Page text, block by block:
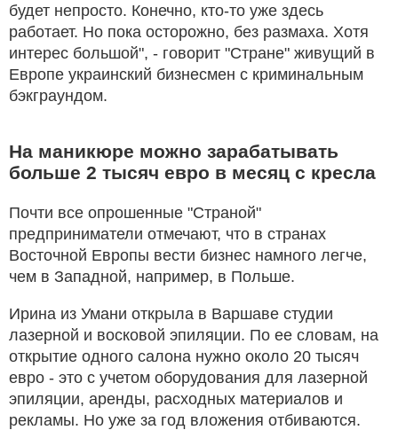
будет непросто. Конечно, кто-то уже здесь
работает. Но пока осторожно, без размаха. Хотя
интерес большой", - говорит "Стране" живущий в
Европе украинский бизнесмен с криминальным
бэкграундом.
На маникюре можно зарабатывать
больше 2 тысяч евро в месяц с кресла
Почти все опрошенные "Страной"
предприниматели отмечают, что в странах
Восточной Европы вести бизнес намного легче,
чем в Западной, например, в Польше.
Ирина из Умани открыла в Варшаве студии
лазерной и восковой эпиляции. По ее словам, на
открытие одного салона нужно около 20 тысяч
евро - это с учетом оборудования для лазерной
эпиляции, аренды, расходных материалов и
рекламы. Но уже за год вложения отбиваются.